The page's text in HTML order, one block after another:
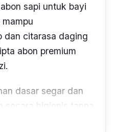
sapi untuk bayi
dan citarasa daging
abon premium
dasar segar dan
higienis tanpa
dan MSG, sehingga